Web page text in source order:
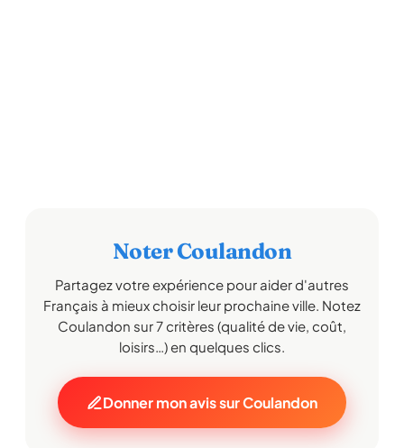
Noter Coulandon
Partagez votre expérience pour aider d'autres
Français à mieux choisir leur prochaine ville. Notez
Coulandon sur 7 critères (qualité de vie, coût,
loisirs…) en quelques clics.
Donner mon avis sur Coulandon